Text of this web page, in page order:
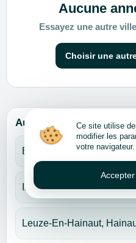
Aucune
Essayez une autre
Choisir une
Autres villes pour cette
Bruxelles
Ixelles, Bruxelles
Leuze-En-Hainaut,
Ce site utilise
modifier les
votre navigateur.